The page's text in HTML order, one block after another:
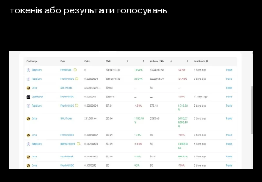
токенів або результати голосувань.